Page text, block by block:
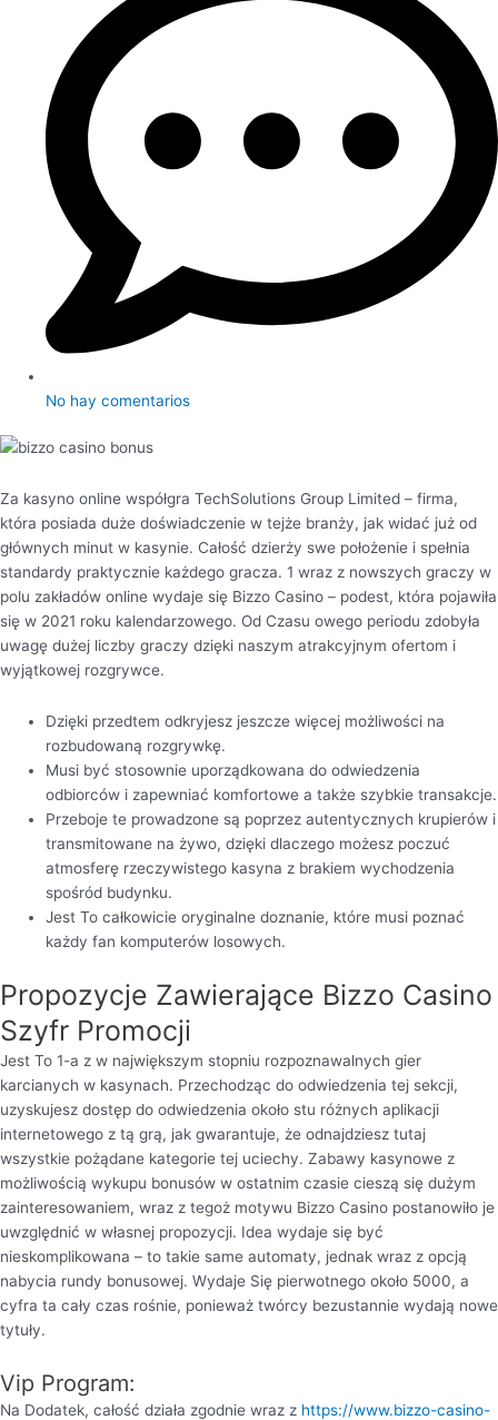
No hay comentarios
Za kasyno online współgra TechSolutions Group Limited – firma,
która posiada duże doświadczenie w tejże branży, jak widać już od
głównych minut w kasynie. Całość dzierży swe położenie i spełnia
standardy praktycznie każdego gracza. 1 wraz z nowszych graczy w
polu zakładów online wydaje się Bizzo Casino – podest, która pojawiła
się w 2021 roku kalendarzowego. Od Czasu owego periodu zdobyła
uwagę dużej liczby graczy dzięki naszym atrakcyjnym ofertom i
wyjątkowej rozgrywce.
Dzięki przedtem odkryjesz jeszcze więcej możliwości na
rozbudowaną rozgrywkę.
Musi być stosownie uporządkowana do odwiedzenia
odbiorców i zapewniać komfortowe a także szybkie transakcje.
Przeboje te prowadzone są poprzez autentycznych krupierów i
transmitowane na żywo, dzięki dlaczego możesz poczuć
atmosferę rzeczywistego kasyna z brakiem wychodzenia
spośród budynku.
Jest To całkowicie oryginalne doznanie, które musi poznać
każdy fan komputerów losowych.
Propozycje Zawierające Bizzo Casino
Szyfr Promocji
Jest To 1-a z w największym stopniu rozpoznawalnych gier
karcianych w kasynach. Przechodząc do odwiedzenia tej sekcji,
uzyskujesz dostęp do odwiedzenia około stu różnych aplikacji
internetowego z tą grą, jak gwarantuje, że odnajdziesz tutaj
wszystkie pożądane kategorie tej uciechy. Zabawy kasynowe z
możliwością wykupu bonusów w ostatnim czasie cieszą się dużym
zainteresowaniem, wraz z tegoż motywu Bizzo Casino postanowiło je
uwzględnić w własnej propozycji. Idea wydaje się być
nieskomplikowana – to takie same automaty, jednak wraz z opcją
nabycia rundy bonusowej. Wydaje Się pierwotnego około 5000, a
cyfra ta cały czas rośnie, ponieważ twórcy bezustannie wydają nowe
tytuły.
Vip Program:
Na Dodatek, całość działa zgodnie wraz z https://www.bizzo-casino-